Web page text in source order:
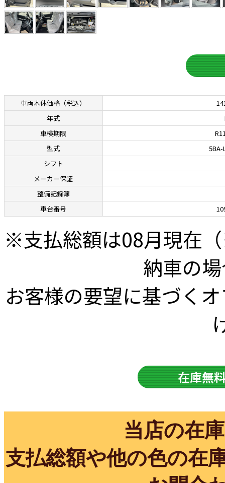
車両本体価格 （税込）
年式
車検期限
型式
5BA-
シフト
メーカー保証
整備記録簿
車台番号
※⽀払総額は08⽉現在
納⾞の
お客様の要望に基づく
在庫無
当店の在
支払総額や他の色の在